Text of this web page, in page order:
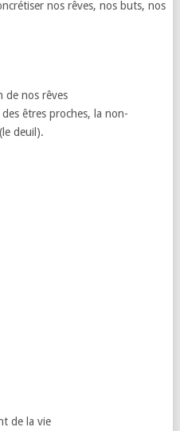
nos rêves, nos buts, nos
de nos rêves
êtres proches, la non-
deuil).
de la vie